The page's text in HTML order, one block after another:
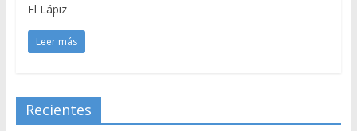
El Lápiz
Leer más
Recientes